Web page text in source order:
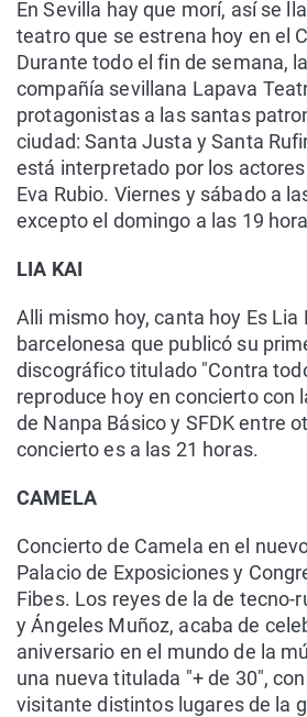
En Sevilla hay que morí, así se
teatro que se estrena hoy en el
Durante todo el fin de semana,
compañía sevillana Lapava
protagonistas a las santas
ciudad: Santa Justa y Santa
está interpretado por los
Eva Rubio. Viernes y sábado a
excepto el domingo a las 19
LIA KAI
Alli mismo hoy, canta hoy Es Lia
barcelonesa que publicó su
discográfico titulado "Contra
reproduce hoy en concierto con
de Nanpa Básico y SFDK entre
concierto es a las 21 horas.
CAMELA
Concierto de Camela en el
Palacio de Exposiciones y
Fibes. Los reyes de la de tecno-
y Ángeles Muñoz, acaba de
aniversario en el mundo de la
una nueva titulada "+ de 30",
visitante distintos lugares de la